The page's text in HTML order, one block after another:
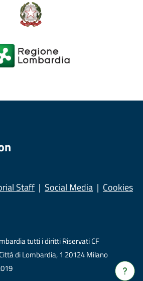
Verrà
Staff Social Media Cookies
tutti i diritti Riservati CF
di Lombardia, 1 20124 Milano